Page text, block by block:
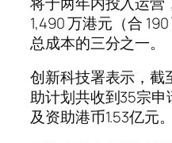
1,490 万港元（合
总成本的三分之一。
创新科技署表示，截
助计划共收到35宗申
及资助港币1.53亿元。